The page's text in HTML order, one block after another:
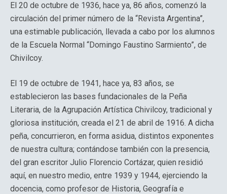
El 20 de octubre de 1936, hace ya, 86 años, comenzó la
circulación del primer número de la “Revista Argentina”,
una estimable publicación, llevada a cabo por los alumnos
de la Escuela Normal “Domingo Faustino Sarmiento”, de
Chivilcoy.
El 19 de octubre de 1941, hace ya, 83 años, se
establecieron las bases fundacionales de la Peña
Literaria, de la Agrupación Artística Chivilcoy, tradicional y
gloriosa institución, creada el 21 de abril de 1916. A dicha
peña, concurrieron, en forma asidua, distintos exponentes
de nuestra cultura; contándose también con la presencia,
del gran escritor Julio Florencio Cortázar, quien residió
aquí, en nuestro medio, entre 1939 y 1944, ejerciendo la
docencia, como profesor de Historia, Geografía e